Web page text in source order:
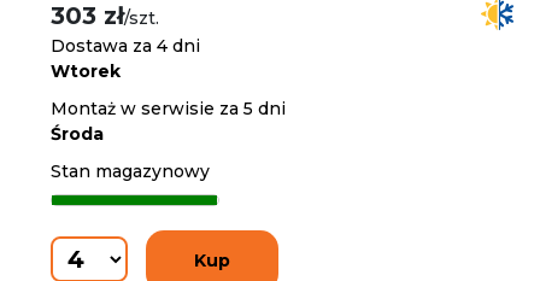
303 zł/szt.
Dostawa za 4 dni
Wtorek
Montaż w serwisie za 5 dni
Środa
Stan magazynowy
Kup